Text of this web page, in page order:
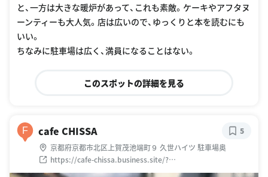
と、一方は大きな暖炉があって、これも素敵。ケーキやアフタヌ
ーンティーも大人気。店は広いので、ゆっくりと本を読むにも
いい。
ちなみに駐車場は広く、満員になることはない。
このスポットの詳細を見る
F cafe CHISSA
京都府京都市北区上賀茂池端町９ 久世ハイツ 駐車場奥
https://cafe-chissa.business.site/?
utm_source=gmb&utm_medium=referral
5